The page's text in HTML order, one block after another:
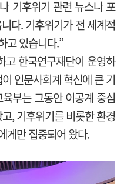
기후위기 관련 뉴스나 포
다. 기후위기가 전 세계적
고 있습니다.”
고 한국연구재단이 운영하
인문사회계 혁신에 큰 기
부는 그동안 이공계 중심
, 기후위기를 비롯한 환경
게만 집중되어 왔다.